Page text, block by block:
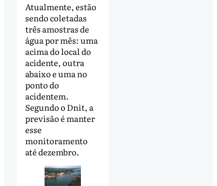
Atualmente, estão
sendo coletadas
três amostras de
água por mês: uma
acima do local do
acidente, outra
abaixo e uma no
ponto do
acidentem.
Segundo o Dnit, a
previsão é manter
esse
monitoramento
até dezembro.